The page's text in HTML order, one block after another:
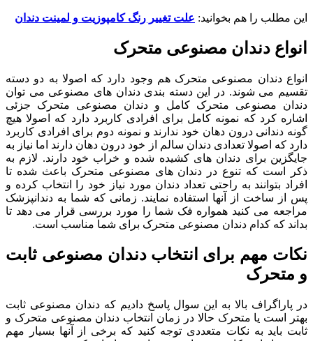
این مطلب را هم بخوانید: علت تغییر رنگ کامپوزیت و لمینت دندان
انواع دندان مصنوعی متحرک
انواع دندان مصنوعی متحرک هم وجود دارد که اصولا به دو دسته
تقسیم می شوند. در این دسته بندی دندان های مصنوعی می توان
دندان مصنوعی متحرک کامل و دندان مصنوعی متحرک جزئی
اشاره کرد که نمونه کامل برای افرادی کاربرد دارد که اصولا هیچ
گونه دندانی درون دهان خود ندارند و نمونه دوم برای افرادی کاربرد
دارد که اصولا تعدادی دندان سالم از خود درون دهان دارند اما نیاز به
جایگزین برای دندان های کشیده شده و خراب خود دارند. لازم به
ذکر است که تنوع در دندان های مصنوعی متحرک باعث شده تا
افراد بتوانند به راحتی تعداد دندان مورد نیاز خود را انتخاب کرده و
پس از ساخت از آنها استفاده نمایند. زمانی که شما به دندانپزشک
مراجعه می کنید همواره فک شما را مورد بررسی قرار می دهد تا
بداند که کدام دندان مصنوعی متحرک برای شما مناسب است.
نکات مهم برای انتخاب دندان مصنوعی ثابت
و متحرک
در پاراگراف بالا به این سوال پاسخ دادیم که دندان مصنوعی ثابت
بهتر است یا متحرک حالا در زمان انتخاب دندان مصنوعی متحرک و
ثابت باید به نکات متعددی توجه کنید که برخی از آنها بسیار مهم